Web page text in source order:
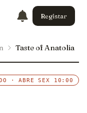
Registar
Taste of Anatolia
· ABRE SEX 10:00